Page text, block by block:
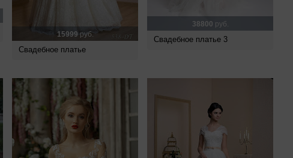
15999руб.
Свадебное платье
38800 руб.
Свадебное платье 3